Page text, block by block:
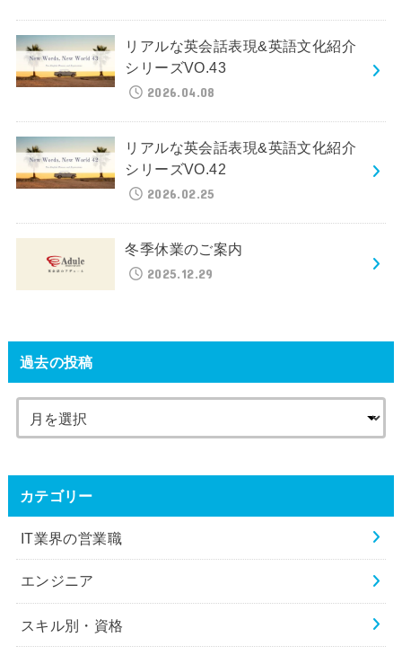
リアルな英会話表現&英語文化紹介
シリーズVO.43
2026.04.08
リアルな英会話表現&英語文化紹介
シリーズVO.42
2026.02.25
冬季休業のご案内
2025.12.29
過去の投稿
カテゴリー
IT業界の営業職
エンジニア
スキル別・資格